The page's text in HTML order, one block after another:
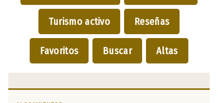
Turismo activo Reseñas
Favoritos Buscar Altas